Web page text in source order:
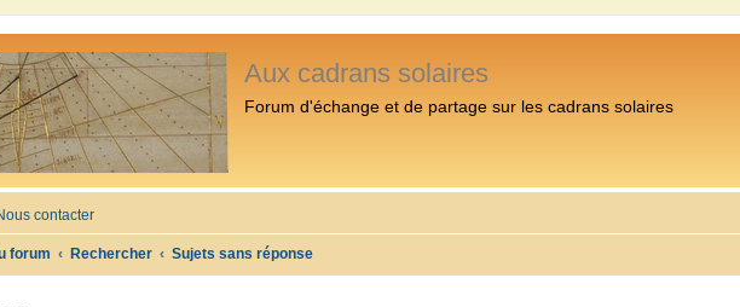
Aux cadrans solaires
Forum d'échange et de partage sur les cadrans solaires
contacter
forum Rechercher Sujets sans réponse